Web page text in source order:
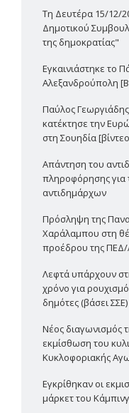
Τη Δευτέρα 15/12/
Δημοτικού
της δημοκρατίας"
Εγκαινιάστηκε το
Αλεξανδρούπολη
Παύλος
κατέκτησε την
στη Σουηδία
Απάντηση του
πληροφόρησης για
αντιδημάρχων
Πρόσληψη της
Χαράλαμπου στη
προέδρου της
Λεφτά υπάρχουν
χρόνο για
δημότες (βάσει ΣΣΕ)
Νέος διαγωνισμός
εκμίσθωση του
Κυκλοφοριακής
Εγκρίθηκαν οι
μάρκετ του